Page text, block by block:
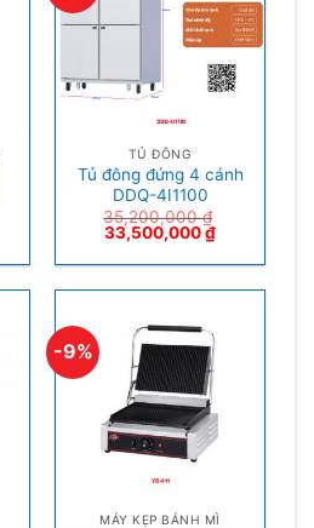
TỦ ĐÔNG
Tủ đông đứng 4 cánh
DDQ-4I1100
35,200,000₫
33,500,000₫
-9%
MÁY KẸP BÁNH MÌ